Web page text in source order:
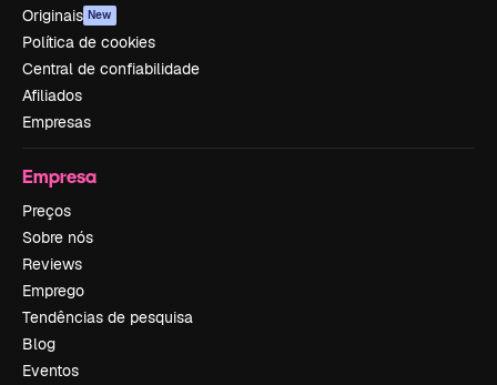
Originais New
Política de cookies
Central de confiabilidade
Afiliados
Empresas
Empresa
Preços
Sobre nós
Reviews
Emprego
Tendências de pesquisa
Blog
Eventos